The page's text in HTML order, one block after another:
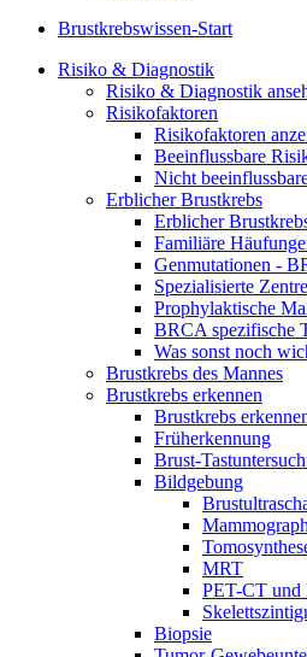
Brustkrebswissen-Start
Risiko & Diagnostik
Risiko & Diagnostik
Risikofaktoren
Risikofaktoren
Beeinflussbare
Nicht
Erblicher Brustkrebs
Erblicher
Familiäre
Genmutationen -
Spezialisierte
Prophylaktische
BRCA spezifische
Was sonst noch
Brustkrebs des Mannes
Brustkrebs erkennen
Brustkrebs
Früherkennung
Brust-
Bildgebung
MRT
PET-CT und
Biopsie